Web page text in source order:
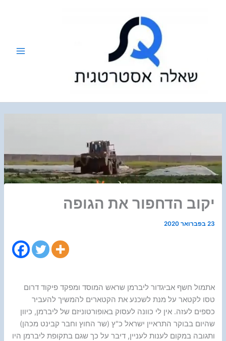
יקוב הדחפור את הגופה
23 בפברואר 2020
אתמול חשף אביגדור ליברמן שראש המוסד ומפקד פיקוד דרום
טסו לקטאר על מנת לשכנע את הקטארים להמשיך להעביר
כספים לעזה. אין לי כוונה לעסוק באופורטוניזם של ליברמן, כיוון
שהיום בבוקר התראיין ישראל כ"ץ (שר החוץ וחבר קבינט מכהן)
ותגובה במקום לענות לעניין, דיבר על כך שגם בתקופת ליברמן היו